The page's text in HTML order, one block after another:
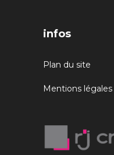
infos
Plan du site
Mentions légales